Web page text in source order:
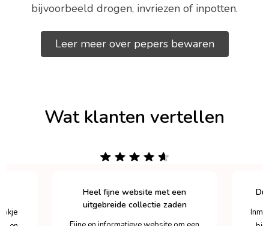
bijvoorbeeld drogen, invriezen of inpotten.
Leer meer over pepers bewaren
Wat klanten vertellen
Heel fijne website met een
uitgebreide collectie zaden